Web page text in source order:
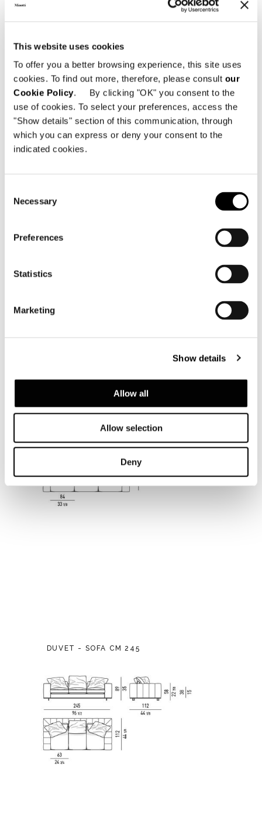
This website uses cookies
To offer you a better browsing experience, this site uses
cookies. To find out more, therefore, please consult our
Cookie Policy. By clicking "OK" you consent to the
use of cookies. To select your preferences, access the
"Show details" section of this communication, through
which you can express or deny your consent to the
indicated cookies.
Selection
Necessary
Preferences
Statistics
Marketing
Show details
Allow all
Allow selection
Deny
DUVET - SOFA CM 224
DUVET - SOFA CM 308
DUVET - SOFA CM 245